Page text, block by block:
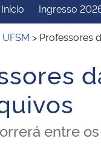
Ambiente Ministério
Gabinete de
Institucional
Principal do Sítio
Início Ingresso
UFSM > Professores
entre